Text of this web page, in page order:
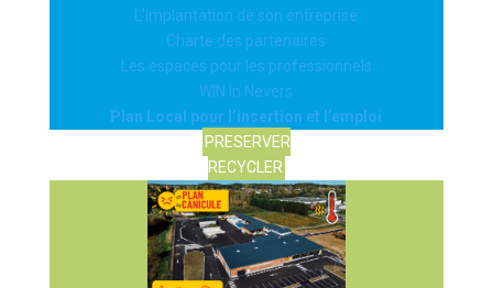
L’implantation de son entreprise
Charte des partenaires
Les espaces pour les professionnels
WIN In Nevers
Plan Local pour l’insertion et l’emploi
PRESERVER
RECYCLER